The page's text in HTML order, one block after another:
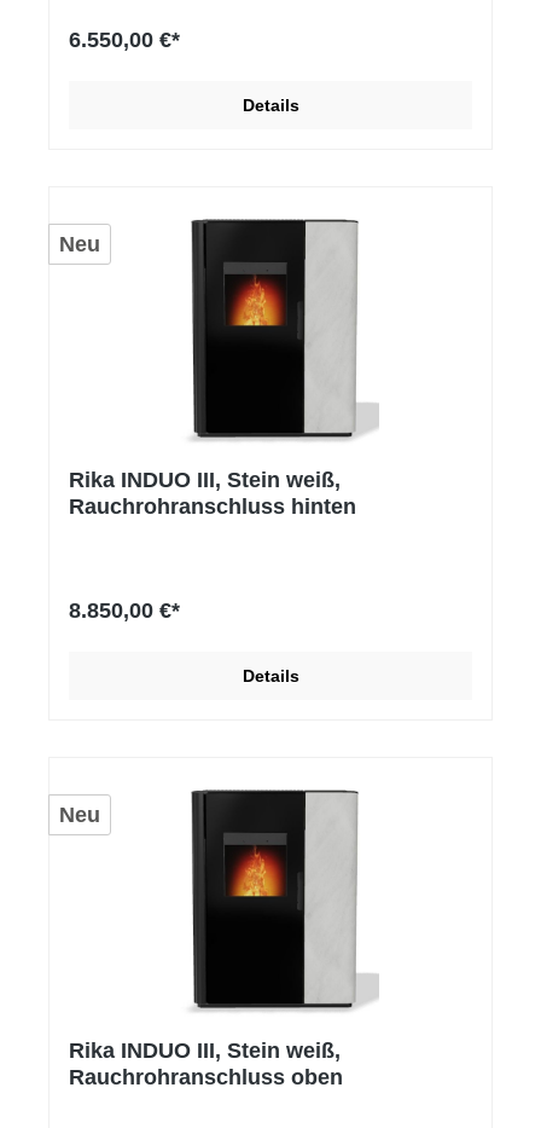
6.550,00 €*
Details
Neu
Rika INDUO III, Stein weiß,
Rauchrohranschluss hinten
8.850,00 €*
Details
Neu
Rika INDUO III, Stein weiß,
Rauchrohranschluss oben